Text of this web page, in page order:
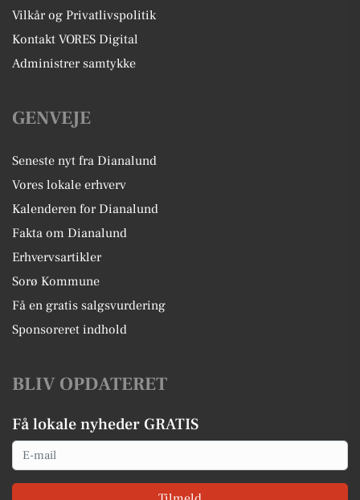
Vilkår og Privatlivspolitik
Kontakt VORES Digital
Administrer samtykke
GENVEJE
Seneste nyt fra Dianalund
Vores lokale erhverv
Kalenderen for Dianalund
Fakta om Dianalund
Erhvervsartikler
Sorø Kommune
Få en gratis salgsvurdering
Sponsoreret indhold
BLIV OPDATERET
Få lokale nyheder GRATIS
Email